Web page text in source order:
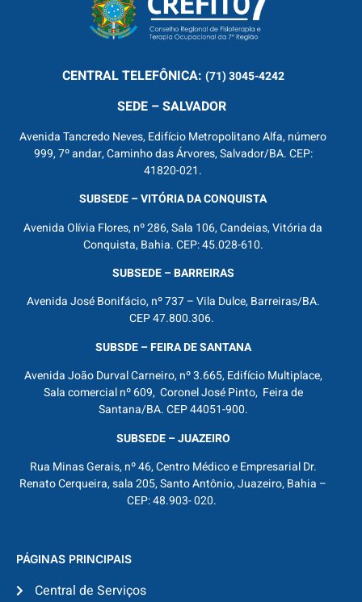
CENTRALTELEFÔNICA: (71) 3045-4242
SEDE – SALVADOR
Avenida Tancredo Neves, Edifício Metropolitano Alfa, número
999, 7º andar, Caminho das Árvores, Salvador/BA. CEP:
41820-021.
SUBSEDE – VITÓRIA DA CONQUISTA
Avenida Olívia Flores, nº 286, Sala 106, Candeias, Vitória da
Conquista, Bahia. CEP: 45.028-610.
SUBSEDE – BARREIRAS
Avenida José Bonifácio, nº 737 – Vila Dulce, Barreiras/BA.
CEP 47.800.306.
SUBSDE – FEIRA DE SANTANA
Avenida João Durval Carneiro, nº 3.665, Edifício Multiplace,
Sala comercial nº 609, Coronel José Pinto, Feira de
Santana/BA. CEP 44051-900.
SUBSEDE – JUAZEIRO
Rua Minas Gerais, nº 46, Centro Médico e Empresarial Dr.
Renato Cerqueira, sala 205, Santo Antônio, Juazeiro, Bahia –
CEP: 48.903- 020.
PÁGINAS PRINCIPAIS
Central de Serviços